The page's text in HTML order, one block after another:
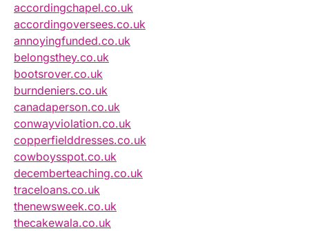
accordingchapel.co.uk
accordingoversees.co.uk
annoyingfunded.co.uk
belongsthey.co.uk
bootsrover.co.uk
burndeniers.co.uk
canadaperson.co.uk
conwayviolation.co.uk
copperfielddresses.co.uk
cowboysspot.co.uk
decemberteaching.co.uk
traceloans.co.uk
thenewsweek.co.uk
thecakewala.co.uk